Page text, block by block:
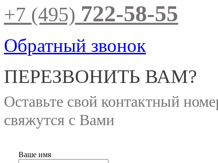
+7 (495) 722-58-55
Обратный звонок
ПЕРЕЗВОНИТЬ ВАМ?
Оставьте свой контактный
свяжутся с Вами
Ваше имя